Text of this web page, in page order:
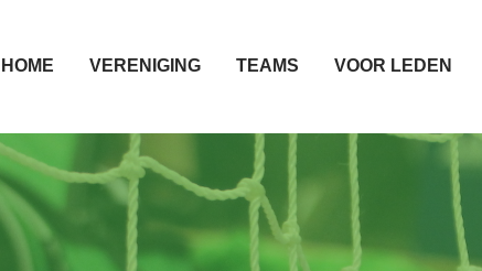
HOME VERENIGING TEAMS VOOR LEDEN